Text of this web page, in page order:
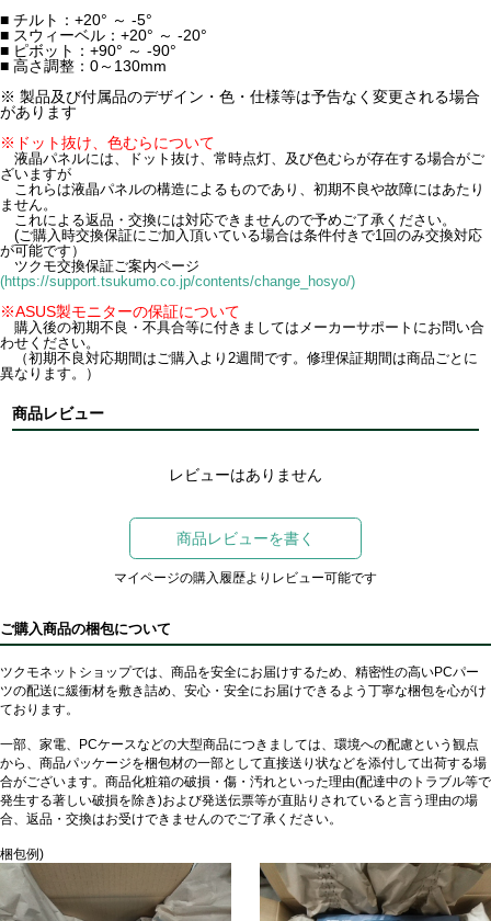
■ チルト：+20° ～ -5°
■ スウィーベル：+20° ～ -20°
■ ピボット：+90° ～ -90°
■ 高さ調整：0～130mm
※ 製品及び付属品のデザイン・色・仕様等は予告なく変更される場合
があります
※ドット抜け、色むらについて
液晶パネルには、ドット抜け、常時点灯、及び色むらが存在する場合がご
ざいますが
これらは液晶パネルの構造によるものであり、初期不良や故障にはあたり
ません。
これによる返品・交換には対応できませんので予めご了承ください。
(ご購入時交換保証にご加入頂いている場合は条件付きで1回のみ交換対応
が可能です）
ツクモ交換保証ご案内ページ
(https://support.tsukumo.co.jp/contents/change_hosyo/)
※ASUS製モニターの保証について
購入後の初期不良・不具合等に付きましてはメーカーサポートにお問い合
わせください。
（初期不良対応期間はご購入より2週間です。修理保証期間は商品ごとに
異なります。）
商品レビュー
レビューはありません
商品レビューを書く
マイページの購入履歴よりレビュー可能です
ご購入商品の梱包について
ツクモネットショップでは、商品を安全にお届けするため、精密性の高いPCパー
ツの配送に緩衝材を敷き詰め、安心・安全にお届けできるよう丁寧な梱包を心がけ
ております。
一部、家電、PCケースなどの大型商品につきましては、環境への配慮という観点
から、商品パッケージを梱包材の一部として直接送り状などを添付して出荷する場
合がございます。商品化粧箱の破損・傷・汚れといった理由(配達中のトラブル等で
発生する著しい破損を除き)および発送伝票等が直貼りされていると言う理由の場
合、返品・交換はお受けできませんのでご了承ください。
梱包例)